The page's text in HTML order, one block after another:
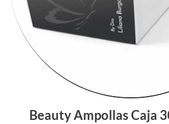
Beauty Ampollas Caja